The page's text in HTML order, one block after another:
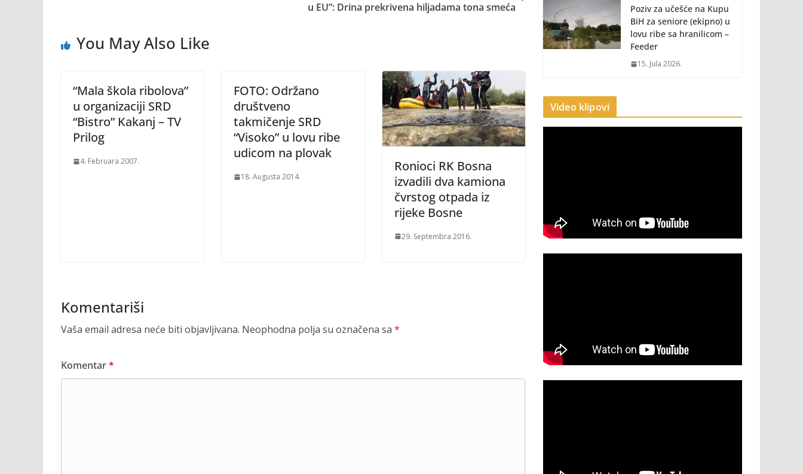
u EU”: Drina prekrivena hiljadama tona smeća
You May Also Like
“Mala škola ribolova”
u organizaciji SRD
“Bistro” Kakanj – TV
Prilog
4. Februara 2007.
FOTO: Održano
društveno
takmičenje SRD
“Visoko” u lovu ribe
udicom na plovak
18. Augusta 2014.
Ronioci RK Bosna
izvadili dva kamiona
čvrstog otpada iz
rijeke Bosne
29. Septembra 2016.
Komentariši
Vaša email adresa neće biti objavljivana. Neophodna polja su označena sa *
Komentar*
Poziv za učešće na Kupu
BiH za seniore (ekipno) u
lovu ribe sa hranilicom –
Feeder
15. Jula 2026.
Video klipovi